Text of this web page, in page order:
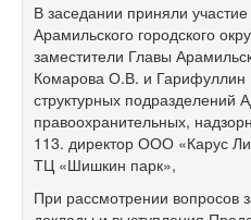
В заседании приняли
Арамильского городского
заместители Главы
Комарова О.В. и Гарифуллин
структурных подразделений
правоохранительных,
113. директор ООО «Карус
ТЦ «Шишкин парк»,
При рассмотрении вопросов